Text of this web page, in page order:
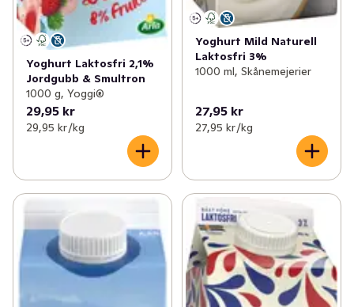
Yoghurt Laktosfri 2,1%
Jordgubb & Smultron
1000 g, Yoggi®
29,95 kr
29,95 kr /kg
Yoghurt Mild Naturell
Laktosfri 3%
1000 ml, Skånemejerier
27,95 kr
27,95 kr /kg